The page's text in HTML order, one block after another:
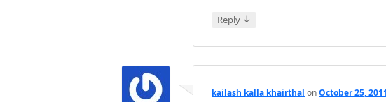
Reply ↓
kailash kalla khairthal onOctober 25,